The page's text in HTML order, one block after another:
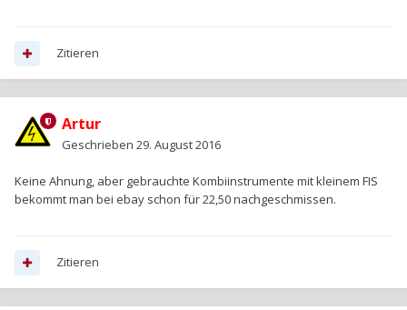
Zitieren
Artur
Geschrieben 29. August 2016
Keine Ahnung, aber gebrauchte Kombiinstrumente mit kleinem FIS
bekommt man bei ebay schon für 22,50 nachgeschmissen.
Zitieren